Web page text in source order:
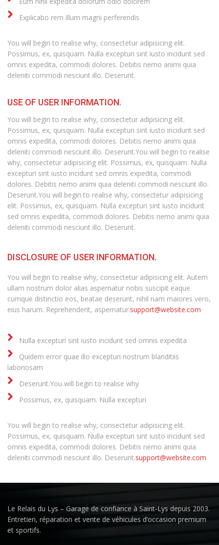
Explicabo rem illum magni perferendis
You will begin to realise why, consectetur adipisicing elit.
Possimus, ex, quisquam. Nulla excepturi sint iusto incidunt sed
omnis expedita, commodi dolores. Debitis nemo animi quia
deleniti commodi nesciunt illo. Deserunt.
USE OF USER INFORMATION.
You will begin to realise why, consectetur adipisicing elit.
Possimus, ex, quisquam. Nulla excepturi sint iusto incidunt sed
omnis expedita, commodi dolores. Debitis nemo animi quia
deleniti commodi nesciunt illo. Deserunt.You will begin to realise
why, consectetur adipisicing elit. Possimus, ex, quisquam. Nulla
excepturi sint iusto incidunt sed omnis expedita, commodi
dolores. Debitis nemo animi quia deleniti commodi nesciunt illo.
Deserunt.You will begin to realise why, consectetur adipisicing
elit. Possimus, ex, quisquam. Nulla excepturi sint iusto incidunt
sed omnis expedita, commodi dolores. Debitis nemo animi quia
deleniti commodi nesciunt illo. Deserunt.
DISCLOSURE OF USER INFORMATION.
You will begin to realise why, consectetur adipisicing elit. Autem
ullam nostrum dolor alias aspernatur nobis suscipit eaque
cumque distinctio eos, beatae deserunt, nihil nam maiores vero,
eius harum. Reprehenderit, aspernatur.support@website.com
Nulla excepturi sint iusto incidunt sed omnis expedita
Quidem error quae illo excepturi nostrum blanditiis
laboriosam
Deserunt.You will begin to realise why
Possimus, ex, quisquam. Nulla excepturi
You will begin to realise why, consectetur adipisicing elit.
Possimus, ex, quisquam. Nulla excepturi sint iusto incidunt sed
omnis expedita, commodi dolores. Debitis nemo animi quia
deleniti commodi nesciunt illo. Deserunt.support@website.com
Le Relais du Lys – Garage de confiance à Saint-Lys depuis 2003.
Entretien, réparation et vente de véhicules d’occasion premium
et sportifs.